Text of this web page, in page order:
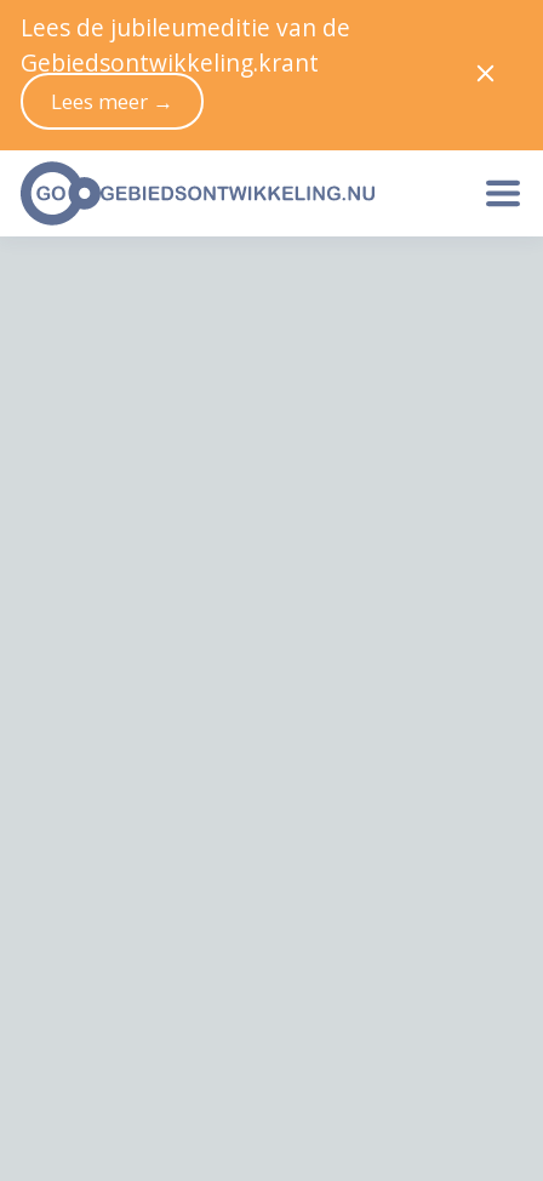
Lees de jubileumeditie van de
Gebiedsontwikkeling.krant
Lees meer →